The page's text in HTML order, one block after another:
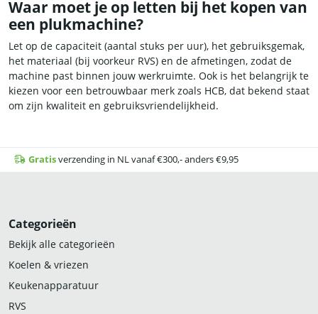
Waar moet je op letten bij het kopen van
een plukmachine?
Let op de capaciteit (aantal stuks per uur), het gebruiksgemak,
het materiaal (bij voorkeur RVS) en de afmetingen, zodat de
machine past binnen jouw werkruimte. Ook is het belangrijk te
kiezen voor een betrouwbaar merk zoals HCB, dat bekend staat
om zijn kwaliteit en gebruiksvriendelijkheid.
Gratisverzending in NL vanaf €300,- anders €9,95
Categorieën
Bekijk alle categorieën
Koelen & vriezen
Keukenapparatuur
RVS